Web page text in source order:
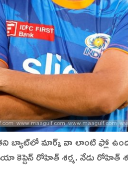
బ్యాట్‌లో మార్క్ వా లాంటి ఫ్లో
రోహిత్ శర్మ. నేడు రోహిత్